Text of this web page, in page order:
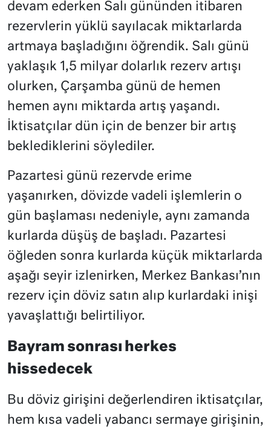
devam ederken Salı gününden itibaren
rezervlerin yüklü sayılacak miktarlarda
artmaya başladığını öğrendik. Salı günü
yaklaşık 1,5 milyar dolarlık rezerv artışı
olurken, Çarşamba günü de hemen
hemen aynı miktarda artış yaşandı.
İktisatçılar dün için de benzer bir artış
beklediklerini söylediler.
Pazartesi günü rezervde erime
yaşanırken, dövizde vadeli işlemlerin o
gün başlaması nedeniyle, aynı zamanda
kurlarda düşüş de başladı. Pazartesi
öğleden sonra kurlarda küçük miktarlarda
aşağı seyir izlenirken, Merkez Bankası’nın
rezerv için döviz satın alıp kurlardaki inişi
yavaşlattığı belirtiliyor.
Bayram sonrası herkes
hissedecek
Bu döviz girişini değerlendiren iktisatçılar,
hem kısa vadeli yabancı sermaye girişinin,